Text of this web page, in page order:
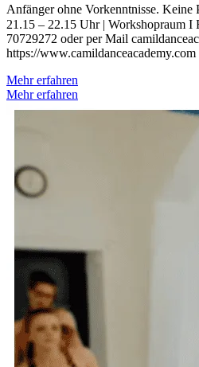
Anfänger ohne Vorkenntnisse.
21.15 – 22.15 Uhr | Workshopraum I
70729272 oder per Mail
https://www.camildanceacademy.com
Mehr erfahren
Mehr erfahren